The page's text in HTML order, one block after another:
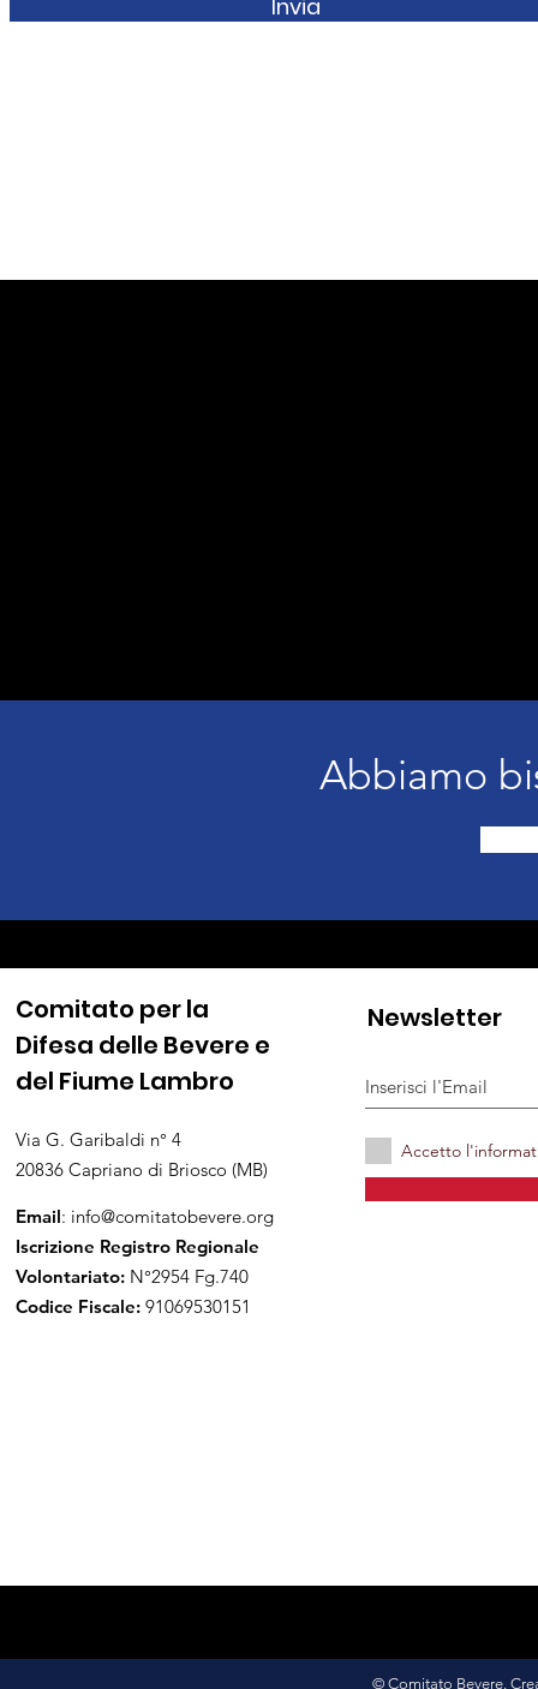
Invia
Abbiamo
Comitato per la
Difesa delle Bevere e
del Fiume Lambro
Via G. Garibaldi n° 4
20836 Capriano di Briosco (MB)
Email: info@comitatobevere.org
Iscrizione Registro Regionale
Volontariato: N°2954 Fg.740
Codice Fiscale: 91069530151
Newsletter
Accetto
© Comitato Bevere.